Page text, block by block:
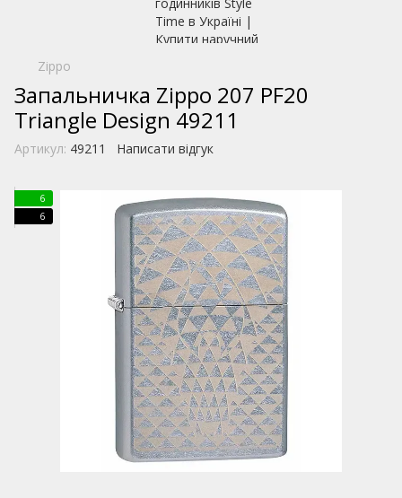
Zippo
Запальничка Zippo 207 PF20
Triangle Design 49211
Артикул: 49211 Написати відгук
6
6